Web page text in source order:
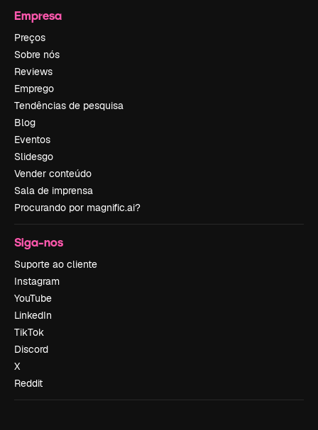
Empresa
Preços
Sobre nós
Reviews
Emprego
Tendências de pesquisa
Blog
Eventos
Slidesgo
Vender conteúdo
Sala de imprensa
Procurando por magnific.ai?
Siga-nos
Suporte ao cliente
Instagram
YouTube
LinkedIn
TikTok
Discord
X
Reddit